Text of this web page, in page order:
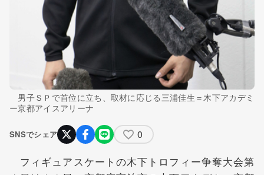
男子ＳＰで首位に立ち、取材に応じる三浦佳生＝木下アカデミ
ー京都アイスアリーナ
SNSでシェア 0
フィギュアスケートの木下トロフィー争奪大会第